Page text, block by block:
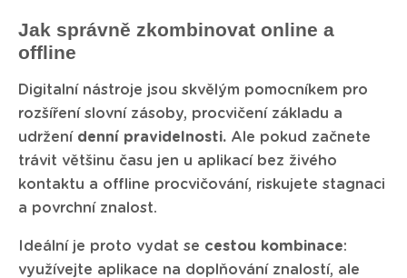
Jak správně zkombinovat online a
offline
Digitalní nástroje jsou skvělým pomocníkem pro
rozšíření slovní zásoby, procvičení základu a
udržení denní pravidelnosti. Ale pokud začnete
trávit většinu času jen u aplikací bez živého
kontaktu a offline procvičování, riskujete stagnaci
a povrchní znalost.
Ideální je proto vydat se cestou kombinace:
využívejte aplikace na doplňování znalostí, ale